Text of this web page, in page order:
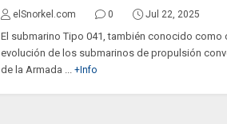
elSnorkel.com 0 Jul 22, 2025
El submarino Tipo 041, también conocido como
evolución de los submarinos de propulsión
de la Armada ... +Info